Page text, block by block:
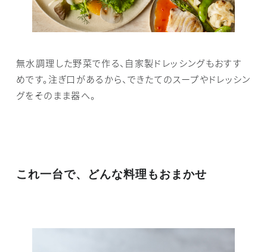
無水調理した野菜で作る、自家製ドレッシングもおすす
めです。注ぎ口があるから、できたてのスープやドレッシン
グをそのまま器へ。
これ一台で、どんな料理もおまかせ